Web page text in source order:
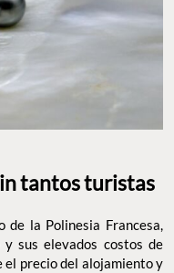
tantos turistas
de la Polinesia Francesa,
sus elevados costos de
el precio del alojamiento y